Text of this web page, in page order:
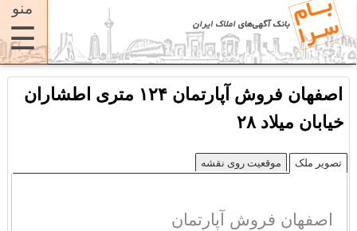
منو
☰
اصفهان فروش آپارتمان ۱۲۴ متری اطشاران
خیابان میلاد ۲۸
تصویر ملک موقعیت روی نقشه
اصفهان فروش آپارتمان